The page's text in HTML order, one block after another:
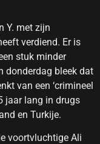
Y. met zijn
verdiend. Er is
stuk minder
donderdag bleek dat
van een ‘crimineel
jaar lang in drugs
en Turkije.
voortvluchtige Ali